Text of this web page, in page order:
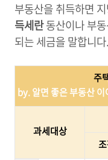
부동산을 취득하면
득세란동산이나 부
되는 세금을 말합니다.
주
by. 알면 좋은 부동산 이
과세대상